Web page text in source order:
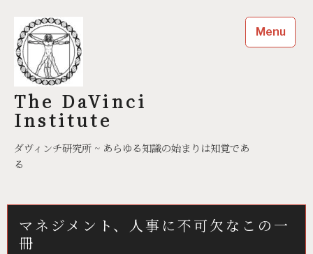
content
The DaVinci
Institute
ダヴィンチ研究所 ~ あらゆる知識の始まりは知覚であ
る
Menu
マネジメント、人事に不可欠なこの一
冊